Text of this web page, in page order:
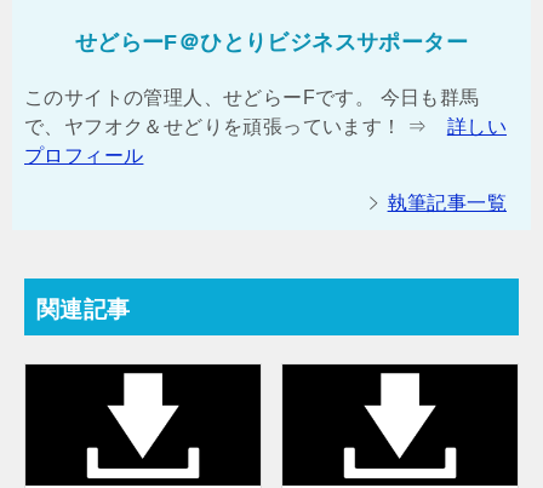
せどらーF＠ひとりビジネスサポーター
このサイトの管理人、せどらーFです。 今日も群馬
で、ヤフオク＆せどりを頑張っています！ ⇒ 詳しい
プロフィール
執筆記事一覧
関連記事